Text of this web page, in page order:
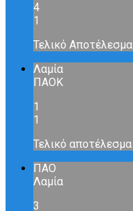
4
1
Τελικό Αποτέλεσμα
Λαμία
ΠΑΟΚ
1
1
Τελικό αποτέλεσμα
ΠΑΟ
Λαμία
3